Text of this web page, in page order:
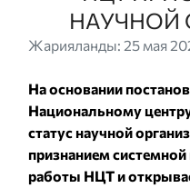
НАУЧНОЙ
Жарияланды: 25 мая
На основании
Национальному
статус научной
признанием
работы НЦТ и